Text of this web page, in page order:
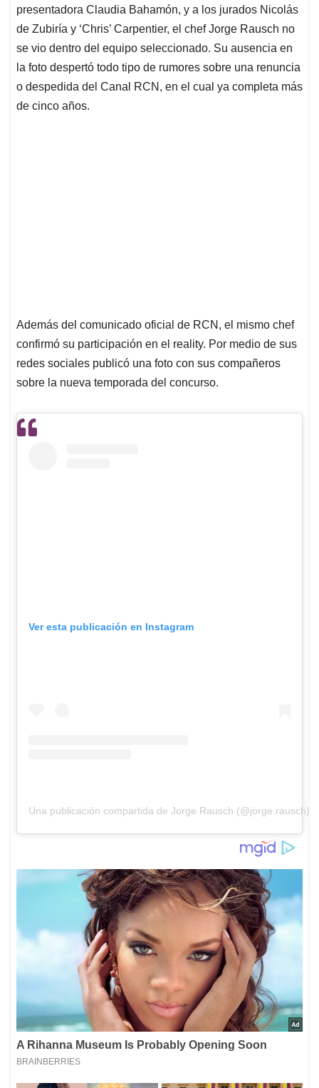
presentadora Claudia Bahamón, y a los jurados Nicolás
de Zubiría y ‘Chris’ Carpentier, el chef Jorge Rausch no
se vio dentro del equipo seleccionado. Su ausencia en
la foto despertó todo tipo de rumores sobre una renuncia
o despedida del Canal RCN, en el cual ya completa más
de cinco años.
Además del comunicado oficial de RCN, el mismo chef
confirmó su participación en el reality. Por medio de sus
redes sociales publicó una foto con sus compañeros
sobre la nueva temporada del concurso.
Ver esta publicación en Instagram
Una publicación compartida de Jorge Rausch (@jorge.rausch)